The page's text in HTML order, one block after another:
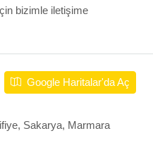
bizimle iletişime
Google Haritalar'da Aç
Sakarya, Marmara